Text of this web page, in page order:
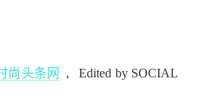
尚头条网 ,Edited by SOCIAL